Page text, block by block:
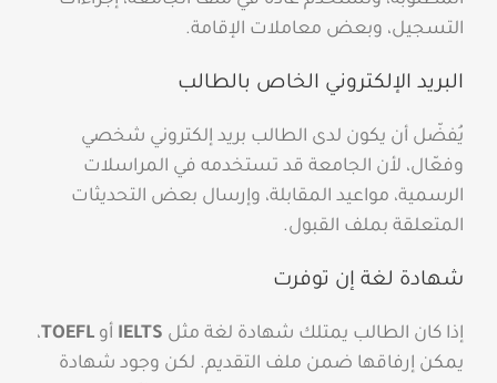
التسجيل، وبعض معاملات الإقامة.
البريد الإلكتروني الخاص بالطالب
يُفضّل أن يكون لدى الطالب بريد إلكتروني شخصي
وفعّال، لأن الجامعة قد تستخدمه في المراسلات
الرسمية، مواعيد المقابلة، وإرسال بعض التحديثات
المتعلقة بملف القبول.
شهادة لغة إن توفرت
إذا كان الطالب يمتلك شهادة لغة مثل IELTS أو TOEFL ،
يمكن إرفاقها ضمن ملف التقديم. لكن وجود شهادة